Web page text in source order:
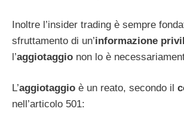
Inoltre l’insider trading è sempre
sfruttamento di un’informazione
l’aggiotaggio non lo è
L’aggiotaggio è un reato, secondo il
nell’articolo 501: